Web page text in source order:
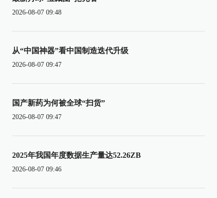
2026-08-07 09:48
从“中国神器”看中国制造迭代升级
2026-08-07 09:47
国产新药为何被全球“扫货”
2026-08-07 09:47
2025年我国年度数据生产量达52.26ZB
2026-08-07 09:46